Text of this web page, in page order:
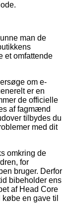
man de
et omfattende
om e-
er en
de officielle
af fagmænd
tilbydes du
med dit
omkring de
for
bruger. Derfor
bibeholder ens
af Head Core
en gave til